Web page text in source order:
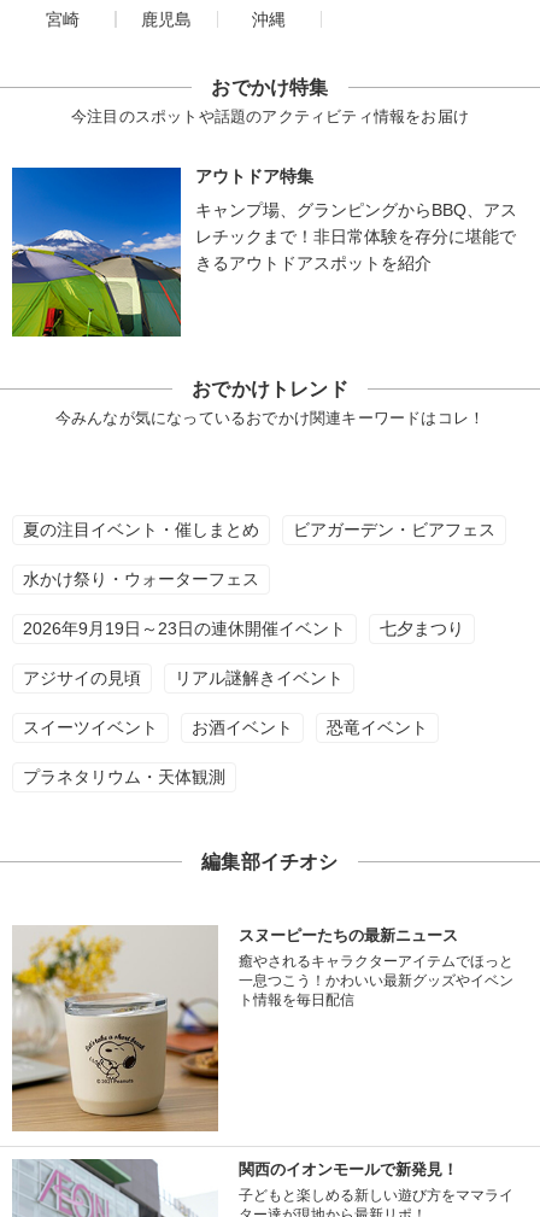
宮崎
鹿児島 沖縄
おでかけ特集
今注目のスポットや話題のアクティビティ情報をお届け
アウトドア特集
キャンプ場、グランピングからBBQ、アス
レチックまで！非日常体験を存分に堪能で
きるアウトドアスポットを紹介
おでかけトレンド
今みんなが気になっているおでかけ関連キーワードはコレ！
夏の注目イベント・催しまとめ ビアガーデン・ビアフェス
水かけ祭り・ウォーターフェス
2026年9月19日～23日の連休開催イベント 七夕まつり
アジサイの見頃 リアル謎解きイベント
スイーツイベント お酒イベント 恐竜イベント
プラネタリウム・天体観測
編集部イチオシ
スヌーピーたちの最新ニュース
癒やされるキャラクターアイテムでほっと
一息つこう！かわいい最新グッズやイベン
ト情報を毎日配信
関西のイオンモールで新発見！
子どもと楽しめる新しい遊び方をママライ